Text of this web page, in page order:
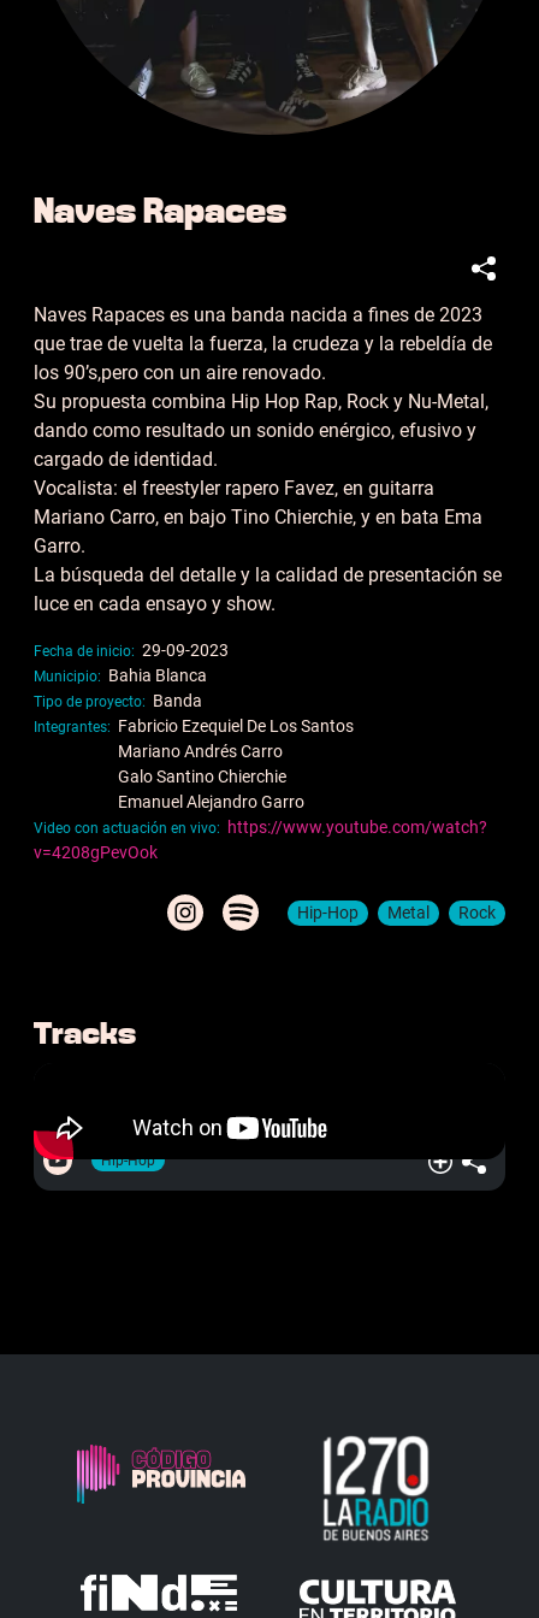
Naves Rapaces
Naves Rapaces es una banda nacida a fines de 2023
que trae de vuelta la fuerza, la crudeza y la rebeldía de
los 90’s,pero con un aire renovado.
Su propuesta combina Hip Hop Rap, Rock y Nu-Metal,
dando como resultado un sonido enérgico, efusivo y
cargado de identidad.
Vocalista: el freestyler rapero Favez, en guitarra
Mariano Carro, en bajo Tino Chierchie, y en bata Ema
Garro.
La búsqueda del detalle y la calidad de presentación se
luce en cada ensayo y show.
Fecha de inicio 29-09-2023
Municipio Bahia Blanca
Tipo de proyecto Banda
Integrantes
Fabricio Ezequiel De Los Santos
Mariano Andrés Carro
Galo Santino Chierchie
Emanuel Alejandro Garro
Video con actuación en vivo
https://www.youtube.com/watch?
v=4208gPevOok
Hip-Hop Metal Rock
Tracks
Hip-Hop